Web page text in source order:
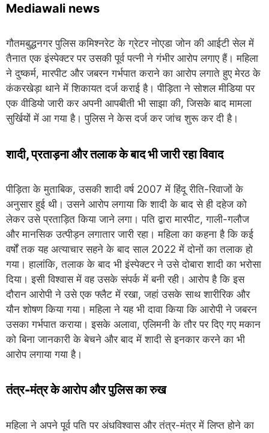
Mediawali news
गौतमबुद्धनगर पुलिस कमिश्नरेट के ग्रेटर नोएडा जोन की आईटी सेल में
तैनात एक इंस्पेक्टर पर उसकी पूर्व पत्नी ने गंभीर आरोप लगाए हैं। महिला
ने दुष्कर्म, मारपीट और जबरन गर्भपात कराने का आरोप लगाते हुए मेरठ के
कंकरखेड़ा थाने में शिकायत दर्ज कराई है। पीड़िता ने सोशल मीडिया पर
एक वीडियो जारी कर अपनी आपबीती भी साझा की, जिसके बाद मामला
सुर्खियों में आ गया है। पुलिस ने केस दर्ज कर जांच शुरू कर दी है।
शादी, प्रताड़ना और तलाक के बाद भी जारी रहा विवाद
पीड़िता के मुताबिक, उसकी शादी वर्ष 2007 में हिंदू रीति-रिवाजों के
अनुसार हुई थी। उसने आरोप लगाया कि शादी के बाद से ही दहेज को
लेकर उसे प्रताड़ित किया जाने लगा। पति द्वारा मारपीट, गाली-गलौज
और मानसिक उत्पीड़न लगातार जारी रहा। महिला का कहना है कि कई
वर्षों तक यह अत्याचार सहने के बाद साल 2022 में दोनों का तलाक हो
गया। हालांकि, तलाक के बाद भी इंस्पेक्टर ने उसे दोबारा शादी का भरोसा
दिया। इसी विश्वास में वह उसके संपर्क में बनी रही। आरोप है कि इस
दौरान आरोपी ने उसे एक फ्लैट में रखा, जहां उसके साथ शारीरिक और
यौन शोषण किया गया। महिला ने यह भी दावा किया कि आरोपी ने जबरन
उसका गर्भपात कराया। इसके अलावा, एलिमनी के तौर पर दिए गए मकान
को बिना जानकारी के बेचने और बाद में शादी से इनकार करने का भी
आरोप लगाया गया है।
तंत्र-मंत्र के आरोप और पुलिस का रुख
महिला ने अपने पूर्व पति पर अंधविश्वास और तंत्र-मंत्र में लिप्त होने का